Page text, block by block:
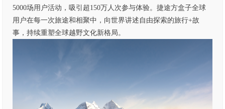
5000场用户活动，吸引超150万人次参与体验。捷途方盒子全球
用户在每一次旅途和相聚中，向世界讲述自由探索的旅行+故
事，持续重塑全球越野文化新格局。